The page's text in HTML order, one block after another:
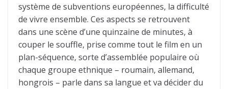
système de subventions européennes, la difficulté
de vivre ensemble. Ces aspects se retrouvent
dans une scène d’une quinzaine de minutes, à
couper le souffle, prise comme tout le film en un
plan-séquence, sorte d’assemblée populaire où
chaque groupe ethnique – roumain, allemand,
hongrois – parle dans sa langue et va décider du